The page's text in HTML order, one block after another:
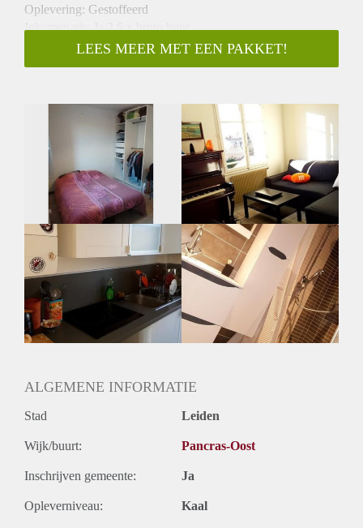
Oplevering: Gestoffeerd
Inkomen eis: Ja 2,6 x bruto huur
Garantiestelling mogelijk: Ja
Borg: 1 maand
Gedeelde keuken: Nee
Gedeelde Douche: Nee
Gedeelde woonkamer: Nee
Huisgenoten: Nee
Geslacht huisgenoten: N.v.t.
LEES MEER MET EEN PAKKET!
ALGEMENE INFORMATIE
Stad Leiden
Wijk/buurt: Pancras-Oost
Inschrijven gemeente: Ja
Opleverniveau: Kaal